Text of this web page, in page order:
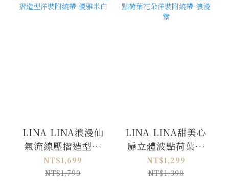
LINA LINA浪漫仙
氣流線壓摺造型洋
裝附繞帶-優雅米白
NT$1,699
NT$1,790
LINA LINA甜美心
扉立體波點荷葉花
朵洋裝附繞帶-浪漫
紫
NT$1,299
NT$1,390